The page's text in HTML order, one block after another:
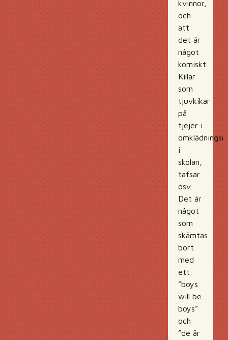
kvinnor,
och
att
det är
något
komiskt.
Killar
som
tjuvkikar
på
tjejer i
i
skolan,
tafsar
osv.
Det är
något
som
skämtas
bort
med
ett
”boys
will be
boys”
och
”de är